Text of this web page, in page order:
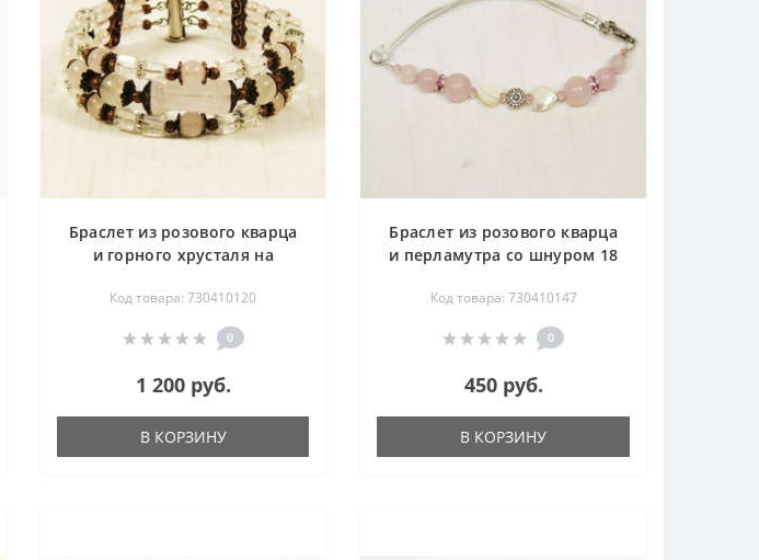
Браслет из розового кварца
и горного хрусталя на
Код товара: 730410120
0
1 200 руб.
В КОРЗИНУ
Браслет из розового кварца
и перламутра со шнуром 18
Код товара: 730410147
0
450 руб.
В КОРЗИНУ